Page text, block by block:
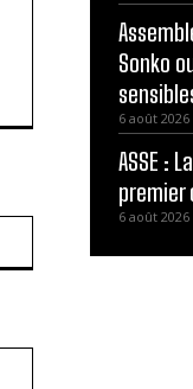
Sonko
6 août 2026
ASSE :
6 août 2026